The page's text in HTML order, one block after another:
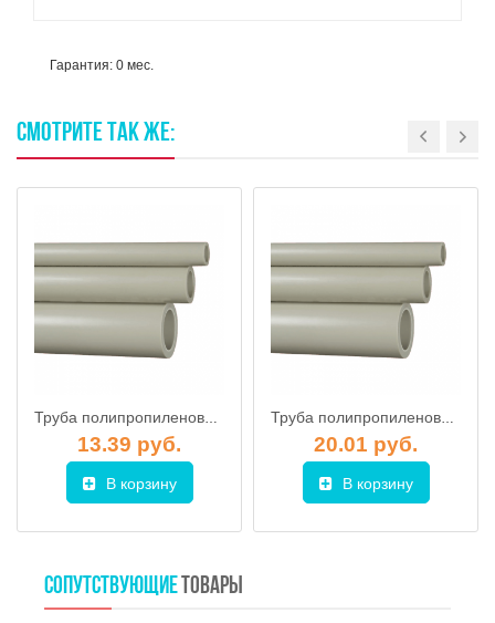
Гарантия: 0 мес.
СМОТРИТЕ ТАКЖЕ:
Труба полипропиленовая 32мм, WAVIN EKOPLASTIK
13.39 руб.
В корзину
Труба полипропиленовая 40мм, WAVIN EKOPLASTIK
20.01 руб.
В корзину
СОПУТСТВУЮЩИЕ ТОВАРЫ